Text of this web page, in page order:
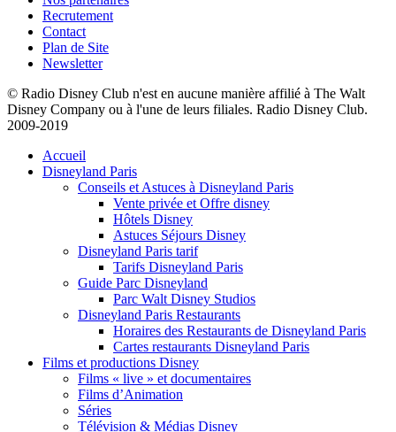
Recrutement
Contact
Plan de Site
Newsletter
© Radio Disney Club n'est en aucune manière affilié à The Walt
Disney Company ou à l'une de leurs filiales. Radio Disney Club.
2009-2019
Accueil
Disneyland Paris
Conseils et Astuces à Disneyland Paris
Vente privée et Offre disney
Hôtels Disney
Astuces Séjours Disney
Disneyland Paris tarif
Tarifs Disneyland Paris
Guide Parc Disneyland
Parc Walt Disney Studios
Disneyland Paris Restaurants
Horaires des Restaurants de Disneyland Paris
Cartes restaurants Disneyland Paris
Films et productions Disney
Films « live » et documentaires
Films d’Animation
Séries
Télévision & Médias Disney